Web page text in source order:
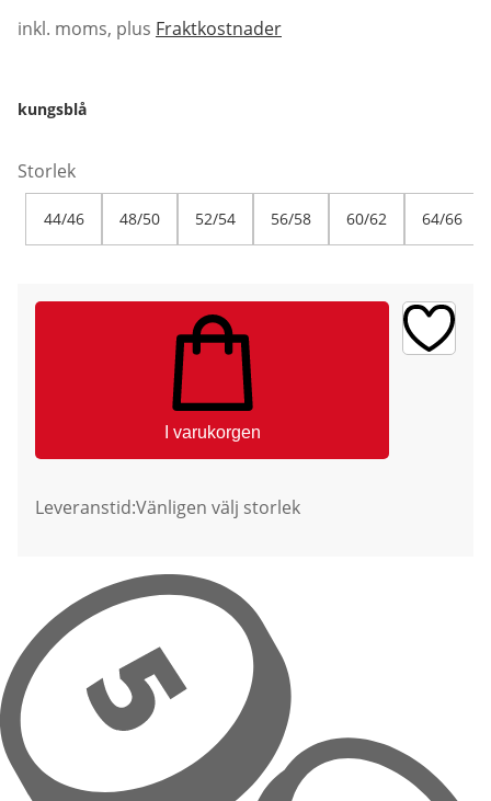
inkl. moms, plus Fraktkostnader
kungsblå
Storlek
44/46 48/50 52/54 56/58 60/62 64/66
I varukorgen
Leveranstid:Vänligen välj storlek